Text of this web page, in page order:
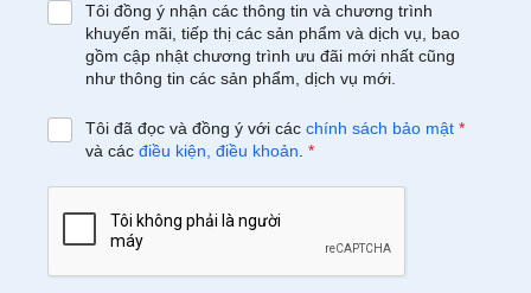
Tôi đồng ý nhận các thông tin và chương trình
khuyến mãi, tiếp thị các sản phẩm và dịch vụ, bao
gồm cập nhật chương trình ưu đãi mới nhất cũng
như thông tin các sản phẩm, dịch vụ mới.
Tôi đã đọc và đồng ý với các chính sách bảo mật *
và các điều kiện, điều khoản *